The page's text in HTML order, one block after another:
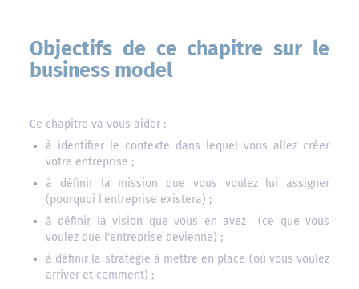
Objectifs de ce chapitre sur le
business model
Ce chapitre va vous aider :
à identifier le contexte dans lequel vous allez créer
votre entreprise ;
à définir la mission que vous voulez lui assigner
(pourquoi l'entreprise existera) ;
à définir la vision que vous en avez (ce que vous
voulez que l'entreprise devienne) ;
à définir la stratégie à mettre en place (où vous voulez
arriver et comment) ;